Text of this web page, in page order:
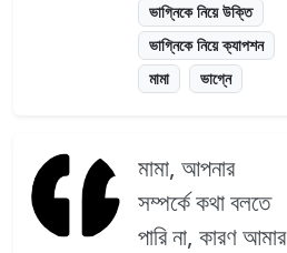
ভাগ্নিকে নিয়ে উক্তি
ভাগ্নিকে নিয়ে ক্যাপশন
মামা
ভাগ্নে
মামা, আপনার
সম্পর্কে কথা বলতে
পারি না, কারণ আমার